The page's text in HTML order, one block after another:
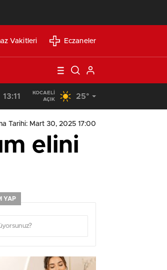
Vakitleri Eczaneler
Okuma Süresi Az Olanlar İçin Etkili Okuma
13:11
KOCAELI
AÇIK
25°
Tarihi: Mart 30, 2025 17:00
elini
YAP